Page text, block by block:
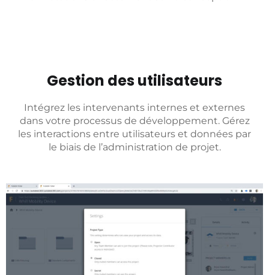
Gestion des utilisateurs
Intégrez les intervenants internes et externes
dans votre processus de développement. Gérez
les interactions entre utilisateurs et données par
le biais de l’administration de projet.